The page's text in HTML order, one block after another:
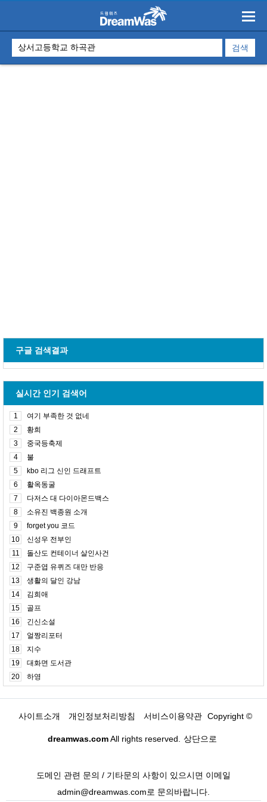
구글 검색결과
실시간 인기 검색어
1
여기 부족한 것 없네
2
황희
3
중국등축제
4
불
5
kbo 리그 신인 드래프트
6
활옥동굴
7
다저스 대 다이아몬드백스
8
소유진 백종원 소개
9
forget you 코드
10
신성우 전부인
11
돌산도 컨테이너 살인사건
12
구준엽 유퀴즈 대만 반응
13
생활의 달인 강남
14
김희애
15
골프
16
긴신소설
17
얼짱리포터
18
지수
19
대화면 도서관
20
하영
사이트소개 개인정보처리방침 서비스이용약관 Copyright ©
dreamwas.comAll rights reserved. 상단으로
도메인 관련 문의 / 기타문의 사항이 있으시면 이메일
admin@dreamwas.com로 문의바랍니다.